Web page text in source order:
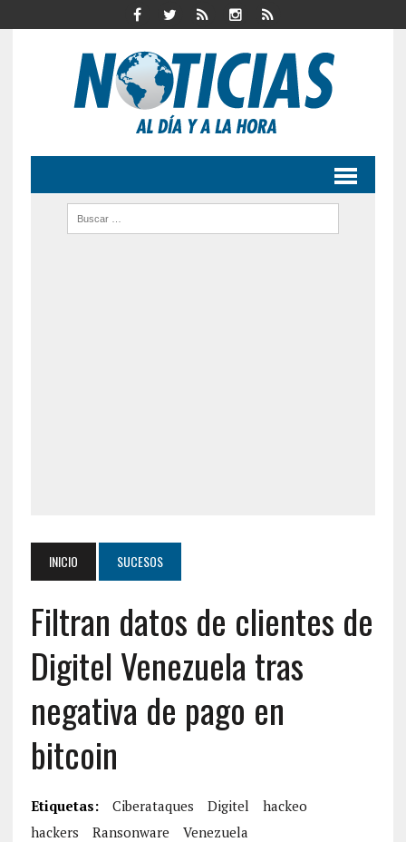
INICIO SUCESOS
Filtran datos de clientes de
Digitel Venezuela tras
negativa de pago en
bitcoin
Etiquetas: Ciberataques Digitel
hackeo
hackers
Ransonware Venezuela